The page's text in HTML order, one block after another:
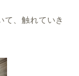
て、触れていき